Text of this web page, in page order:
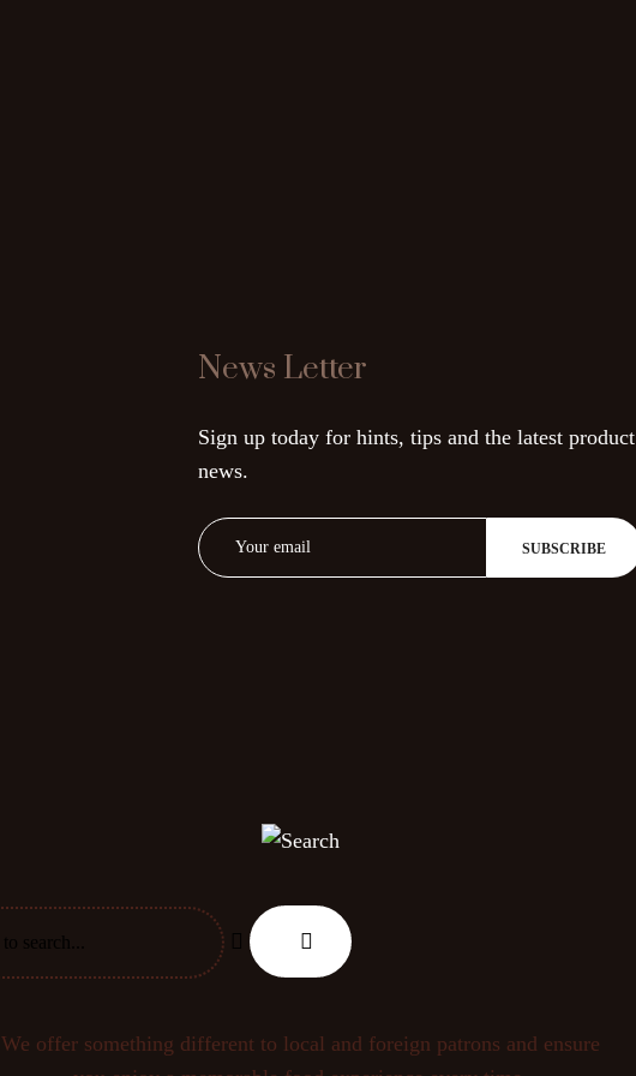
News Letter
Sign up today for hints, tips and the latest product
news.
We offer something different to local and foreign patrons and ensure